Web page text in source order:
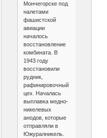
Мончегорске под
налетами
фашистской
авиации
началось
восстановление
комбината. В
1943 году
восстановили
рудник,
рафинировочный
цех. Началась
выплавка медно-
никелевых
анодов, которые
отправляли в
Южуралникель.